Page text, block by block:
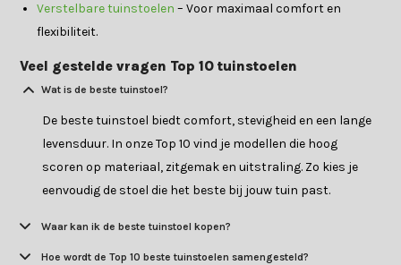
Verstelbare tuinstoelen – Voor maximaal comfort en
flexibiliteit.
Veel gestelde vragen Top 10 tuinstoelen
Wat is de beste tuinstoel?
De beste tuinstoel biedt comfort, stevigheid en een lange
levensduur. In onze Top 10 vind je modellen die hoog
scoren op materiaal, zitgemak en uitstraling. Zo kies je
eenvoudig de stoel die het beste bij jouw tuin past.
Waar kan ik de beste tuinstoel kopen?
Hoe wordt de Top 10 beste tuinstoelen samengesteld?